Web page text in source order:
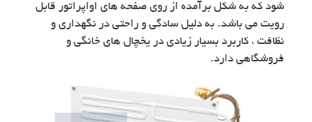
شود که به شکل برآمده از روی صفحه های اواپراتور قابل
رویت می باشد. به دلیل سادگی و راحتی در نگهداری و
نظافت ، کاربرد بسیار زیادی در یخچال های خانگی و
فروشگاهی دارد.